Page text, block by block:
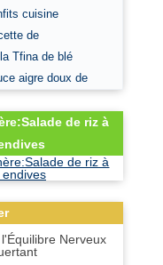
cuisine
de
Tfina de blé
aigre doux de
de riz à
Nerveux